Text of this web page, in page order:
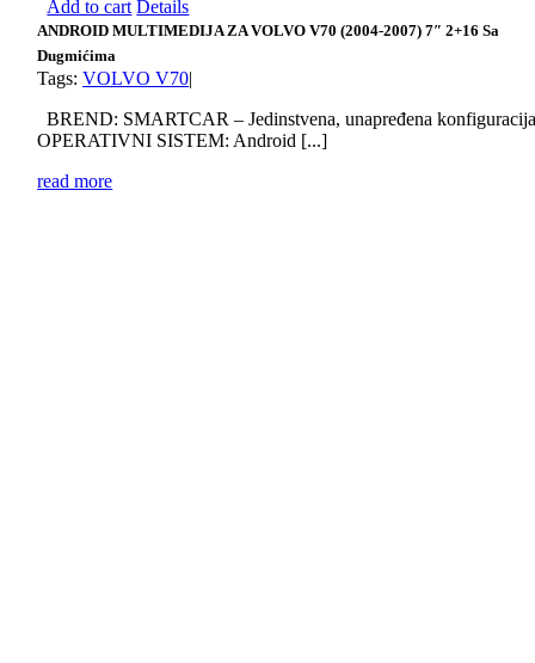
Add to cart Details
ANDROID MULTIMEDIJA ZA VOLVO V70 (2004-2007) 7″ 2+16 Sa
Dugmićima
Tags:VOLVO V70|
BREND: SMARTCAR – Jedinstvena, unapređena
OPERATIVNI SISTEM: Android [...]
read more